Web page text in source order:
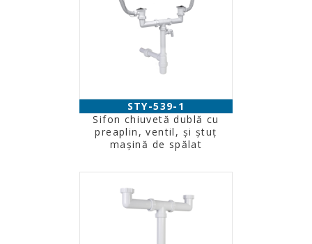
STY-539-1
Sifon chiuvetă dublă cu
preaplin, ventil, şi ştuţ
maşină de spălat